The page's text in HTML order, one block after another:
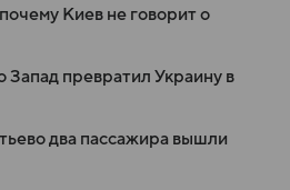
Киев не говорит о
превратил Украину в
два пассажира вышли